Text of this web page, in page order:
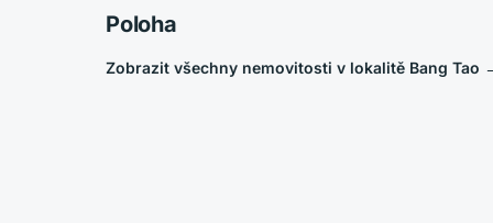
Poloha
Zobrazit všechny nemovitosti v lokalitě Bang Tao